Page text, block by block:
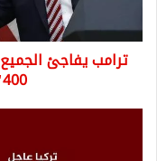
"إس
400"
التفاصيل
ترامب يفاجئ
400" .. إليكم التفاصيل